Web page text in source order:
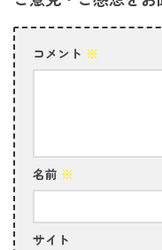
コメント ※
名前 ※
サイト